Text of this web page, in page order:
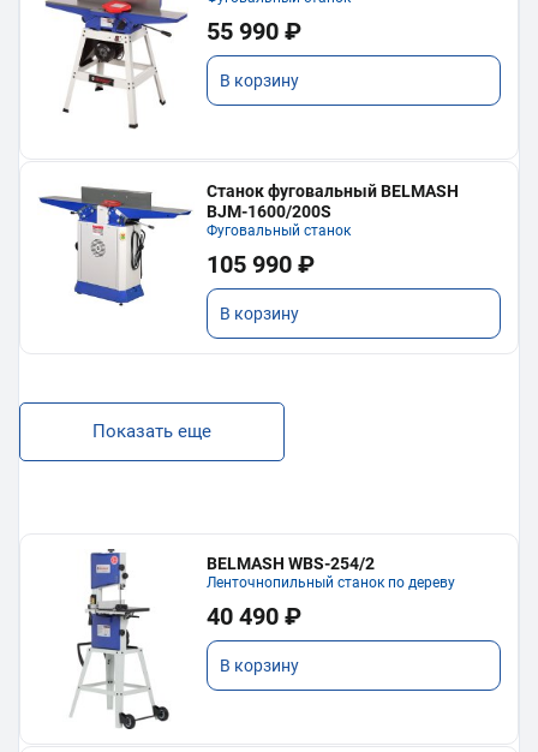
55 990 ₽
В корзину
Станок фуговальный BELMASH
BJM-1600/200S
Фуговальный станок
105 990 ₽
В корзину
Показать еще
BELMASH WBS-254/2
Ленточнопильный станок по дереву
40 490 ₽
В корзину